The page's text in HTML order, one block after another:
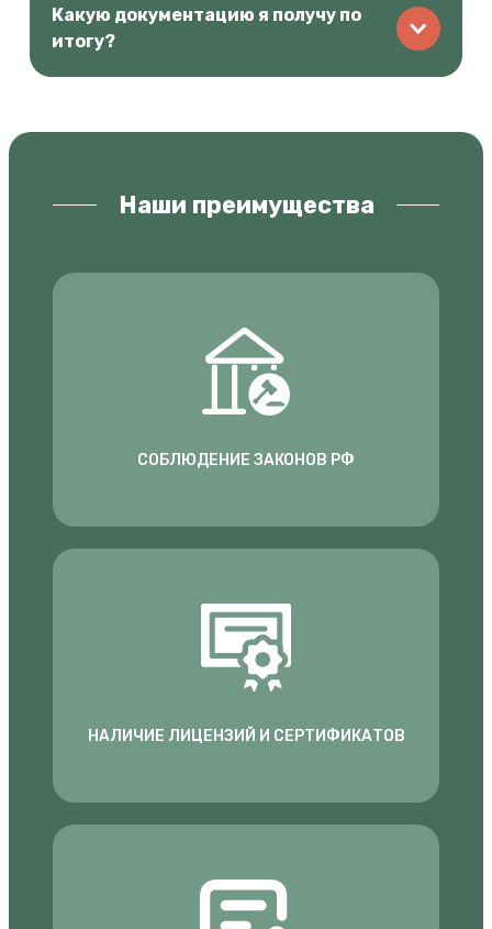
Какую документацию я получу по
итогу?
Наши преимущества
СОБЛЮДЕНИЕ ЗАКОНОВ РФ
НАЛИЧИЕ ЛИЦЕНЗИЙ И СЕРТИФИКАТОВ